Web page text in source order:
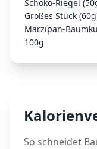
Schoko-Riegel
Großes Stück
Marzipan-
100g
So schneidet